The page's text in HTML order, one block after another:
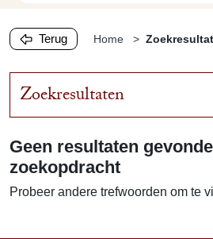
Terug Home
Zoekresultaten
Geen resultaten
zoekopdracht
Probeer andere trefwoorden om te